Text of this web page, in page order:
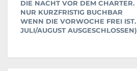
DIE NACHT VOR DEM CHARTER.
NUR KURZFRISTIG BUCHBAR
WENN DIE VORWOCHE FREI IST.
JULI/AUGUST AUSGESCHLOSSEN)